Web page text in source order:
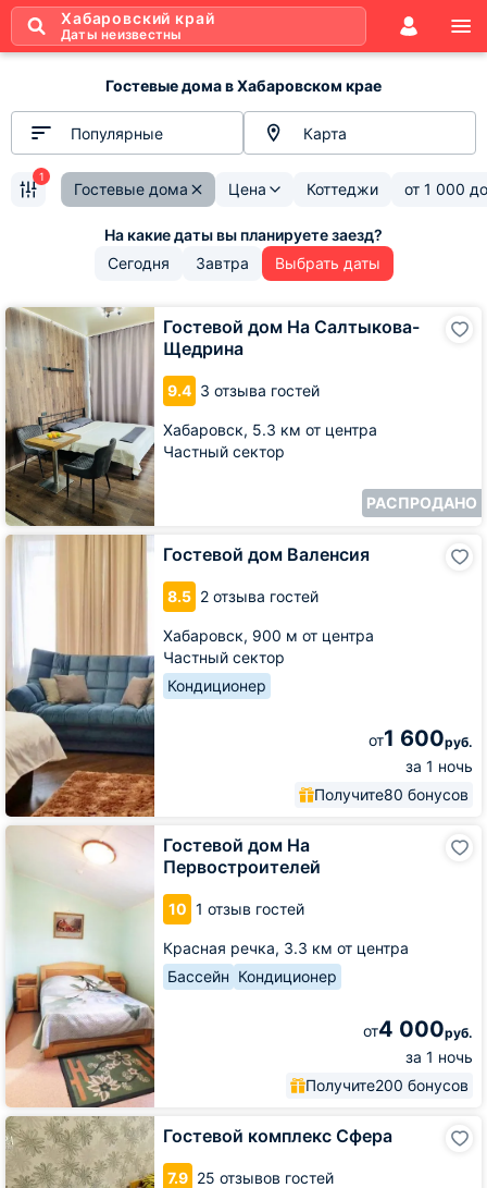
Хабаровский край
Даты неизвестны
Гостевые дома в Хабаровском крае
Популярные Карта
Гостевые дома Цена Коттеджи от 1 000
1
Сегодня Завтра Выбрать даты
Гостевой дом На Салтыкова-
Щедрина
9.4 3 отзыва гостей
Хабаровск, 5.3 км от центра
Частный сектор
РАСПРОДАНО
Гостевой
дом
На
Салтыкова-
Щедрина
Гостевой дом Валенсия
8.5 2 отзыва гостей
Хабаровск, 900 м от центра
Частный сектор
Кондиционер
от1 600руб.
за 1 ночь
Получите80 бонусов
Гостевой
Гостевой дом На
Первостроителей
10 1 отзыв гостей
Красная речка, 3.3 км от центра
Бассейн Кондиционер
от4 000руб.
за 1 ночь
Получите200 бонусов
Гостевой
Гостевой комплекс Сфера
7.9 25 отзывов гостей
Гостевой
комплекс
Сфера